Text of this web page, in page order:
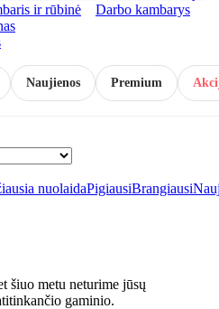
ir rūbinė Darbo kambarys
Premium
Naujienos
nuolaidaPigiausiBrangiausi
šiuo metu neturime jūsų
gaminio.